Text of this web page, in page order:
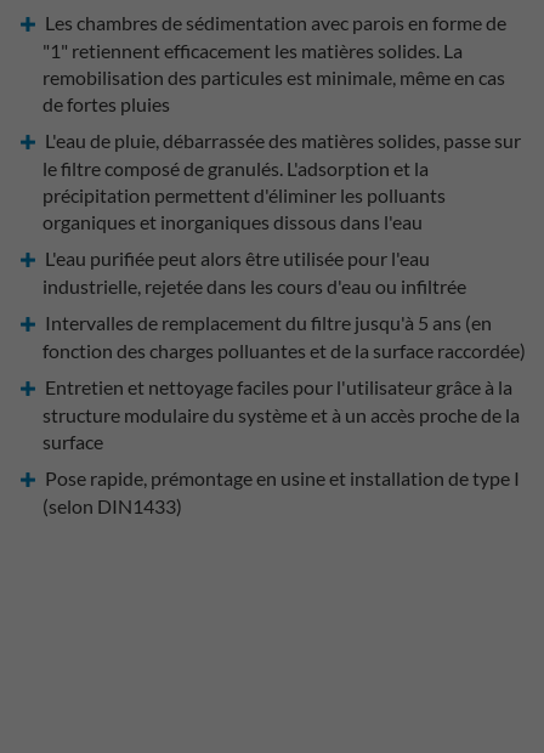
Les chambres de sédimentation avec parois en forme de
"1" retiennent efficacement les matières solides. La
remobilisation des particules est minimale, même en cas
de fortes pluies
L'eau de pluie, débarrassée des matières solides, passe sur
le filtre composé de granulés. L'adsorption et la
précipitation permettent d'éliminer les polluants
organiques et inorganiques dissous dans l'eau
L'eau purifiée peut alors être utilisée pour l'eau
industrielle, rejetée dans les cours d'eau ou infiltrée
Intervalles de remplacement du filtre jusqu'à 5 ans (en
fonction des charges polluantes et de la surface raccordée)
Entretien et nettoyage faciles pour l'utilisateur grâce à la
structure modulaire du système et à un accès proche de la
surface
Pose rapide, prémontage en usine et installation de type I
(selon DIN1433)